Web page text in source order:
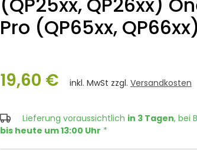
Pro (QP65xx, QP66xx)
19,60 € inkl. MwSt zzgl. Versandkosten
Lieferung voraussichtlich in 3 Tagen, bei
bis heute um 13:00 Uhr *